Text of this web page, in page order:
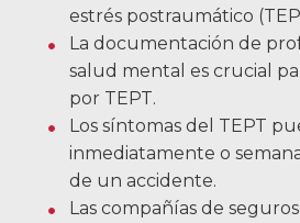
Carreras
English
estrés postraumático
La documentación de
salud mental es crucial
por TEPT.
Los síntomas del TEPT
inmediatamente o
de un accidente.
Las compañías de